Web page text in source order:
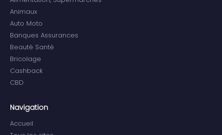
Animaux
Auto Moto
Banques Assurances
Beauté Santé
Bricolage
Cashback
CBD
Navigation
Accueil